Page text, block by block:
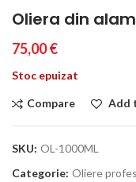
Oliera din
75,00€
Stoc epuizat
Compare Add
SKU: OL-1000ML
Categorie: Oliere